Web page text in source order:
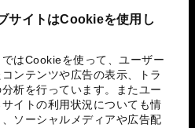
サイトはCookieを使用し
ではCookieを使って、ユーザー
ンテンツや広告の表示、トラ
析を行っています。またユー
イトの利用状況についても情
ソーシャルメディアや広告配
組み